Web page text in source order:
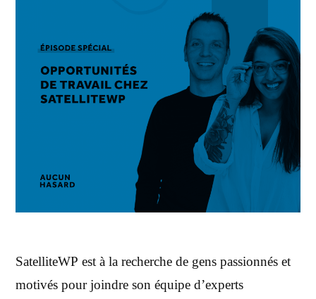
SatelliteWP est à la recherche de gens passionnés et
motivés pour joindre son équipe d’experts